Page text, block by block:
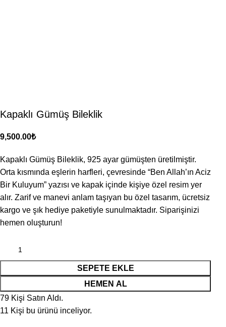
Kapaklı Gümüş Bileklik
₺
Kapaklı Gümüş Bileklik, 925 ayar gümüşten üretilmiştir.
Orta kısmında eşlerin harfleri, çevresinde “Ben Allah’ın Aciz
Bir Kuluyum” yazısı ve kapak içinde kişiye özel resim yer
alır. Zarif ve manevi anlam taşıyan bu özel tasarım, ücretsiz
kargo ve şık hediye paketiyle sunulmaktadır. Siparişinizi
hemen oluşturun!
SEPETE EKLE
HEMEN AL
79 Kişi Satın Aldı.
11 Kişi bu ürünü inceliyor.